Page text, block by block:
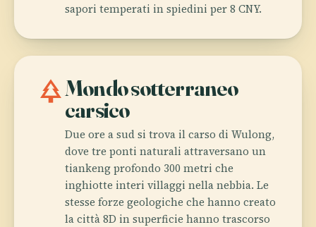
sapori temperati in spiedini per 8 CNY.
parkMondo sotterraneo
carsico
Due ore a sud si trova il carso di Wulong,
dove tre ponti naturali attraversano un
tiankeng profondo 300 metri che
inghiotte interi villaggi nella nebbia. Le
stesse forze geologiche che hanno creato
la città 8D in superficie hanno trascorso